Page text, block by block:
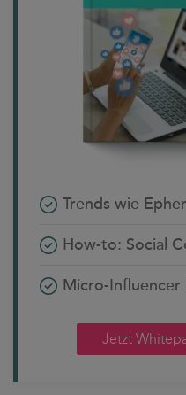
Trends wie
How-to: Social
Micro-
Jetzt